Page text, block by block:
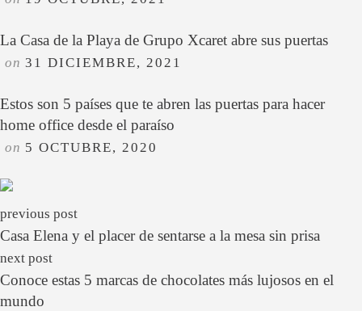
La Casa de la Playa de Grupo Xcaret abre sus puertas
on 31 DICIEMBRE, 2021
Estos son 5 países que te abren las puertas para hacer
home office desde el paraíso
on 5 OCTUBRE, 2020
previous post
Casa Elena y el placer de sentarse a la mesa sin prisa
next post
Conoce estas 5 marcas de chocolates más lujosos en el
mundo